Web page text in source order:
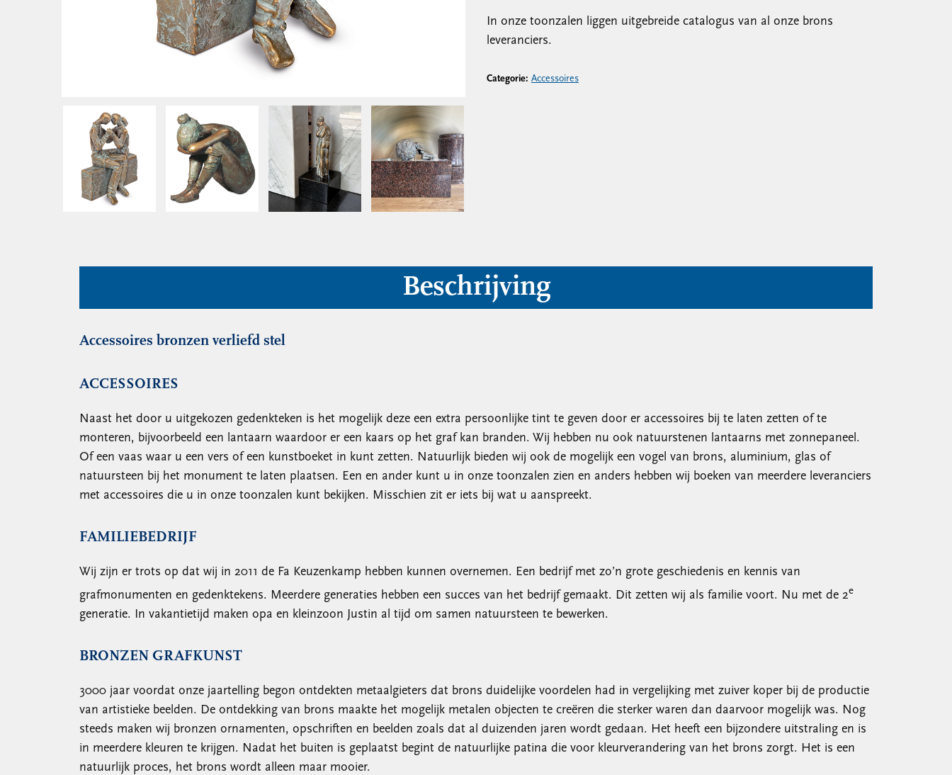
In onze toonzalen liggen uitgebreide catalogus van al onze brons
leveranciers.
Categorie: Accessoires
Beschrijving
Accessoires bronzen verliefd stel
ACCESSOIRES
Naast het door u uitgekozen gedenkteken is het mogelijk deze een extra persoonlijke tint te geven door er accessoires bij te laten zetten of te
monteren, bijvoorbeeld een lantaarn waardoor er een kaars op het graf kan branden. Wij hebben nu ook natuurstenen lantaarns met zonnepaneel.
Of een vaas waar u een vers of een kunstboeket in kunt zetten. Natuurlijk bieden wij ook de mogelijk een vogel van brons, aluminium, glas of
natuursteen bij het monument te laten plaatsen. Een en ander kunt u in onze toonzalen zien en anders hebben wij boeken van meerdere leveranciers
met accessoires die u in onze toonzalen kunt bekijken. Misschien zit er iets bij wat u aanspreekt.
FAMILIEBEDRIJF
Wij zijn er trots op dat wij in 2011 de Fa Keuzenkamp hebben kunnen overnemen. Een bedrijf met zo’n grote geschiedenis en kennis van
grafmonumenten en gedenktekens. Meerdere generaties hebben een succes van het bedrijf gemaakt. Dit zetten wij als familie voort. Nu met de 2e
generatie. In vakantietijd maken opa en kleinzoon Justin al tijd om samen natuursteen te bewerken.
BRONZEN GRAFKUNST
3000 jaar voordat onze jaartelling begon ontdekten metaalgieters dat brons duidelijke voordelen had in vergelijking met zuiver koper bij de productie
van artistieke beelden. De ontdekking van brons maakte het mogelijk metalen objecten te creëren die sterker waren dan daarvoor mogelijk was. Nog
steeds maken wij bronzen ornamenten, opschriften en beelden zoals dat al duizenden jaren wordt gedaan. Het heeft een bijzondere uitstraling en is
in meerdere kleuren te krijgen. Nadat het buiten is geplaatst begint de natuurlijke patina die voor kleurverandering van het brons zorgt. Het is een
natuurlijk proces, het brons wordt alleen maar mooier.